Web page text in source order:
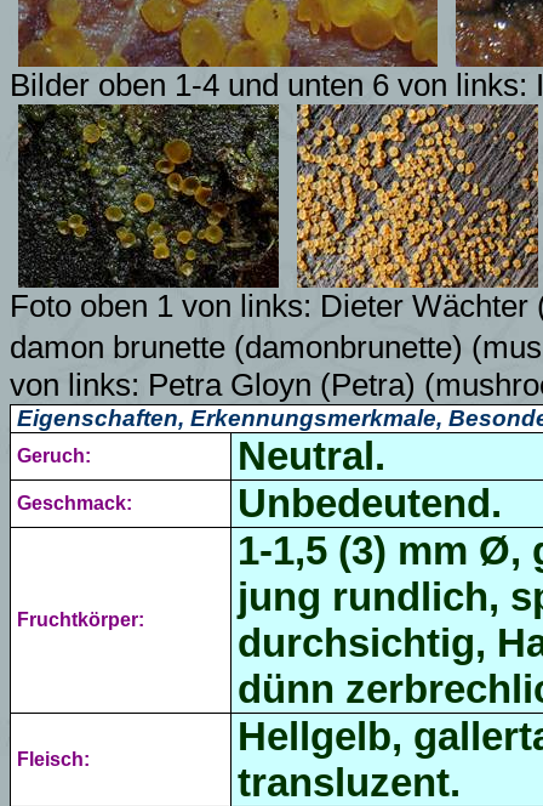
Bilder oben 1-4 und unten 6 von
Foto oben 1 von links: Dieter
damon brunette (damonbrunette)
von links: Petra Gloyn (Petra)
Eigenschaften, Erkennungsmerkmale,
Geruch: Neutral.
Geschmack: Unbedeutend.
Fruchtkörper:
1-1,5 (3) mm
jung rundlich,
durchsichtig,
dünn
Fleisch:
Hellgelb,
transluzent.